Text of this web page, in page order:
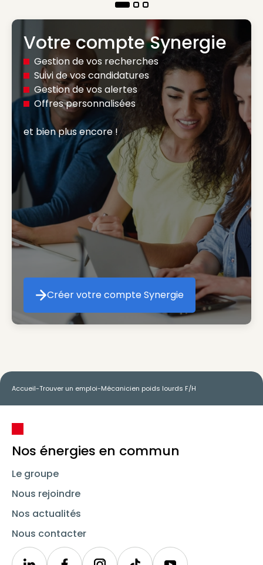
Votre compte Synergie
Gestion de vos recherches
Suivi de vos candidatures
Gestion de vos alertes
Offres personnalisées
et bien plus encore !
Créer votre compte Synergie
Créer votre compte Synergie
Accueil-Trouver un emploi-Mécanicien poids lourds F/H
Nos énergies en commun
Le groupe
Nous rejoindre
Nos actualités
Nous contacter